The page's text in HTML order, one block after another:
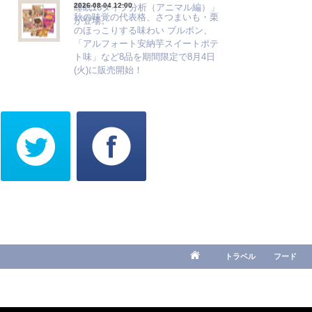
睡眠16タイプ分析（アニマル編）」
が登場。
2026-08-04 12:00
秋の味覚の代表格、さつまいも・栗
のほっこりする味わい ブルボン、
「アルフォート安納芋スイートポテ
ト味」など8品を期間限定で8月4日
(火)に販売開始！
トラベル フード